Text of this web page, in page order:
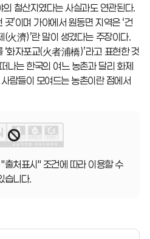
철산지였다는 사실과도 연관된다.
’이며 가야에서 원동면 지역은 ‘건
(火濟)’란 말이 생겼다는 주장이다.
‘화자포교(火者浦橋)’라고 표현한 것
나는 한국의 여느 농촌과 달리 화제
람들이 모여드는 농촌이란 점에서
출처표시" 조건에 따라 이용할 수
습니다.